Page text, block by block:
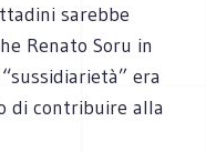
sarebbe
Renato Soru in
era
di contribuire alla